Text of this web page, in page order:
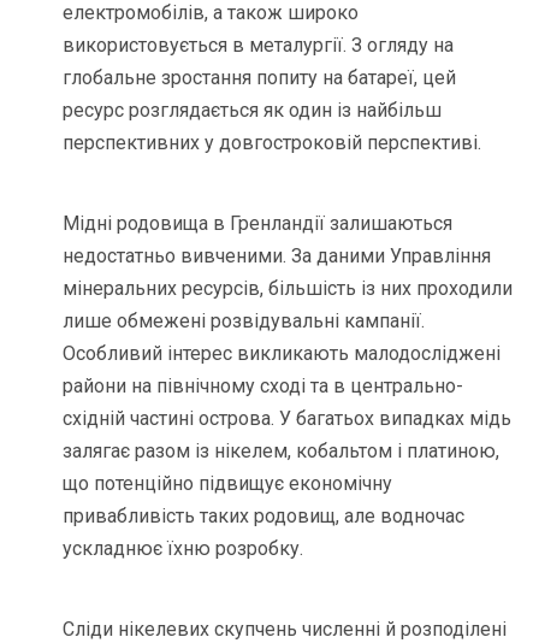
електромобілів, а також широко
використовується в металургії. З огляду на
глобальне зростання попиту на батареї, цей
ресурс розглядається як один із найбільш
перспективних у довгостроковій перспективі.
Мідні родовища в Гренландії залишаються
недостатньо вивченими. За даними Управління
мінеральних ресурсів, більшість із них проходили
лише обмежені розвідувальні кампанії.
Особливий інтерес викликають малодосліджені
райони на північному сході та в центрально-
східній частині острова. У багатьох випадках мідь
залягає разом із нікелем, кобальтом і платиною,
що потенційно підвищує економічну
привабливість таких родовищ, але водночас
ускладнює їхню розробку.
Сліди нікелевих скупчень численні й розподілені